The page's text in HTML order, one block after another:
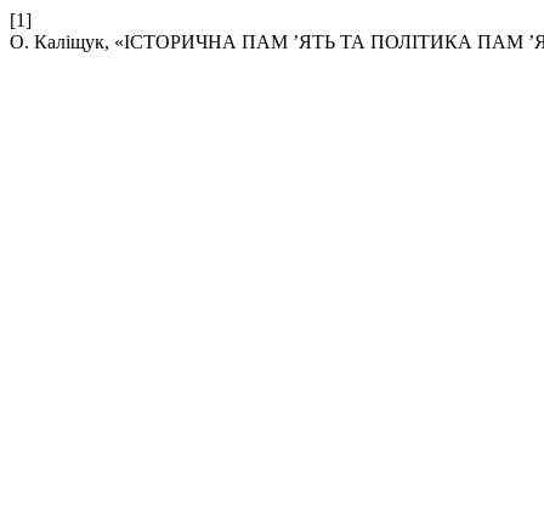
[1]
О. Каліщук, «ІСТОРИЧНА ПАМ ’ЯТЬ ТА ПОЛІТИКА ПАМ